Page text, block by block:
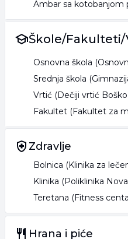
Škole/Fakulteti/
Zdravlje
Hrana i piće